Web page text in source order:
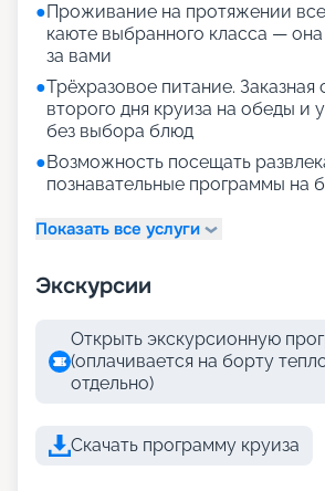
●Проживание на протяжении
каюте выбранного класса — она
за вами
●Трёхразовое питание. Заказная
второго дня круиза на обеды и
без выбора блюд
●Возможность посещать
познавательные программы на
Показать все услуги
Экскурсии
Открыть экскурсионную
(оплачивается на борту
отдельно)
Скачать программу круиза